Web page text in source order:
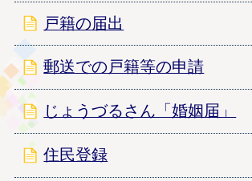
戸籍の届出
郵送での戸籍等の申請
じょうづるさん「婚姻届」
住民登録